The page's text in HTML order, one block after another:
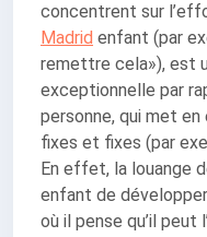
concentrent sur
Madrid enfant (par
remettre cela»), est
exceptionnelle par
personne, qui met
fixes et fixes (par
En effet, la louange
enfant de
où il pense qu’il peut